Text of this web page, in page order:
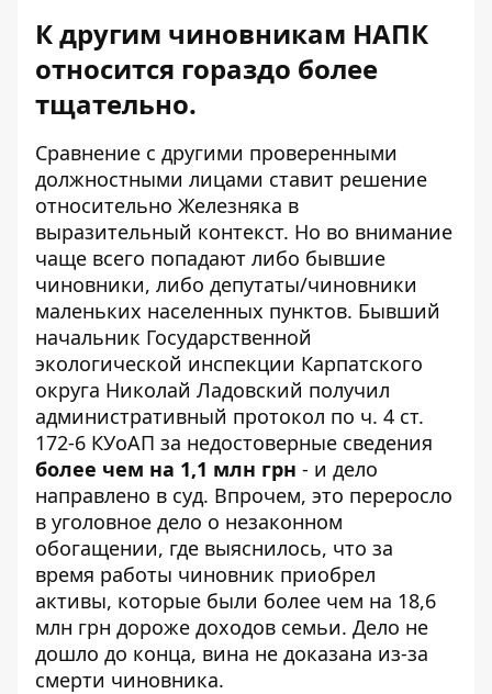
К другим чиновникам НАПК
относится гораздо более
тщательно.
Сравнение с другими проверенными
должностными лицами ставит решение
относительно Железняка в
выразительный контекст. Но во внимание
чаще всего попадают либо бывшие
чиновники, либо депутаты/чиновники
маленьких населенных пунктов. Бывший
начальник Государственной
экологической инспекции Карпатского
округа Николай Ладовский получил
административный протокол по ч. 4 ст.
172-6 КУоАП за недостоверные сведения
более чем на 1,1 млн грн - и дело
направлено в суд. Впрочем, это переросло
в уголовное дело о незаконном
обогащении, где выяснилось, что за
время работы чиновник приобрел
активы, которые были более чем на 18,6
млн грн дороже доходов семьи. Дело не
дошло до конца, вина не доказана из-за
смерти чиновника.